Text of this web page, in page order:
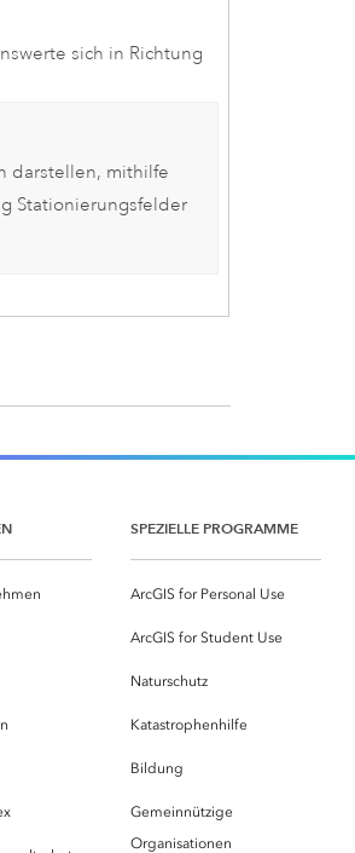
sich in Richtung
darstellen, mithilfe
Stationierungsfelder
SPEZIELLE PROGRAMME
ArcGIS for Personal Use
ArcGIS for Student Use
Naturschutz
Katastrophenhilfe
Bildung
Gemeinnützige
Organisationen